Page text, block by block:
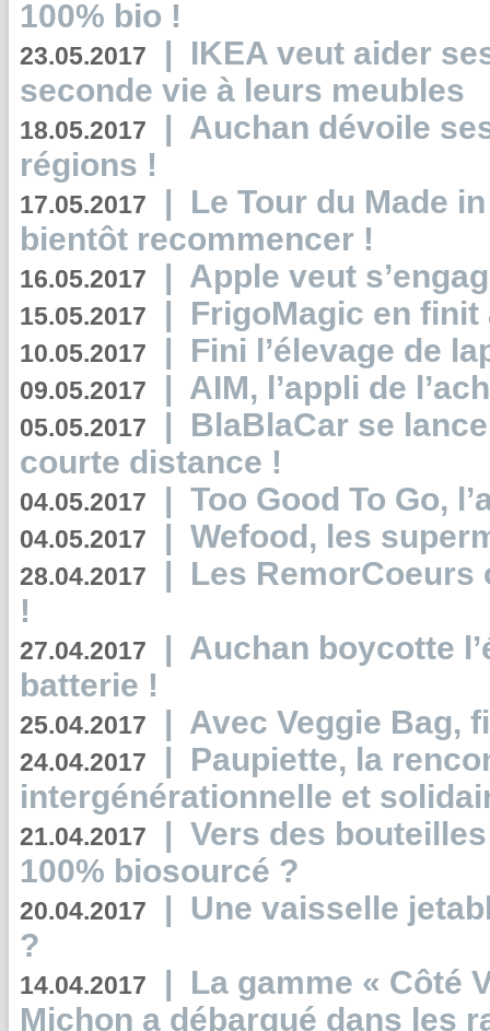
100% bio !
23.05.2017 | IKEA veut aider
seconde vie à leurs meubles
18.05.2017 | Auchan dévoile
régions !
17.05.2017 | Le Tour du Made
bientôt recommencer !
16.05.2017 | Apple veut
15.05.2017 | FrigoMagic en
10.05.2017 | Fini l’élevage de
09.05.2017 | AIM, l’appli de
05.05.2017 | BlaBlaCar se
courte distance !
04.05.2017 | Too Good To Go,
04.05.2017 | Wefood, les
28.04.2017 | Les RemorCoeurs
!
27.04.2017 | Auchan boycotte
batterie !
25.04.2017 | Avec Veggie Bag,
24.04.2017 | Paupiette, la
intergénérationnelle et
21.04.2017 | Vers des
100% biosourcé ?
20.04.2017 | Une vaisselle
?
14.04.2017 | La gamme « Côté
Michon a débarqué dans les